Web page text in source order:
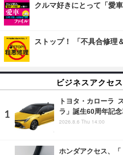
クルマ好きにとって「愛
ストップ！ 「不具合修理
ビジネスアクセ
トヨタ・カローラ
ラ」誕生60周年記
2026.8.6 Thu 14:00
ホンダアクセス、